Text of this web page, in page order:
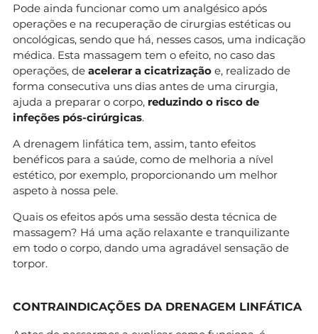
Pode ainda funcionar como um analgésico após
operações e na recuperação de cirurgias estéticas ou
oncológicas, sendo que há, nesses casos, uma indicação
médica. Esta massagem tem o efeito, no caso das
operações, de acelerar a cicatrização e, realizado de
forma consecutiva uns dias antes de uma cirurgia,
ajuda a preparar o corpo, reduzindo o risco de
infeções pós-cirúrgicas.
A drenagem linfática tem, assim, tanto efeitos
benéficos para a saúde, como de melhoria a nível
estético, por exemplo, proporcionando um melhor
aspeto à nossa pele.
Quais os efeitos após uma sessão desta técnica de
massagem? Há uma ação relaxante e tranquilizante
em todo o corpo, dando uma agradável sensação de
torpor.
CONTRAINDICAÇÕES DA DRENAGEM LINFÁTICA